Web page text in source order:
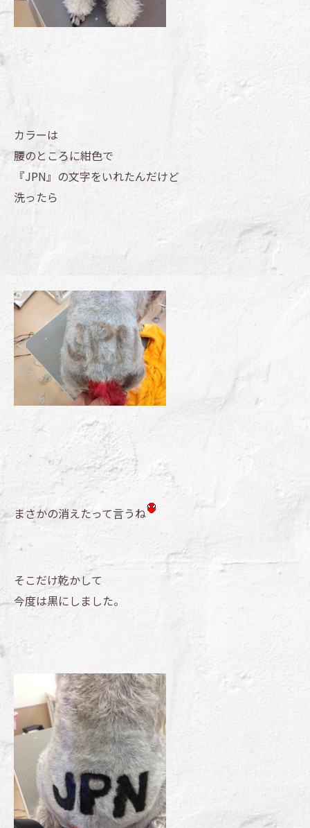
カラーは
腰のところに紺色で
『JPN』の文字をいれたんだけど
洗ったら
まさかの消えたって言うね
そこだけ乾かして
今度は黒にしました。